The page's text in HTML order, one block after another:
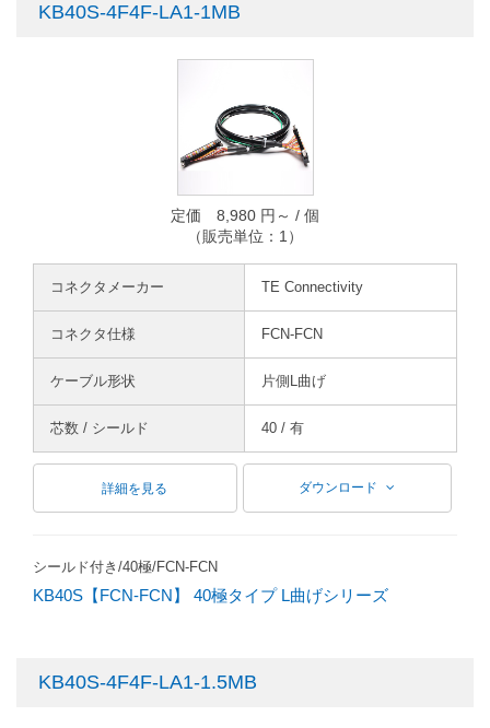
KB40S-4F4F-LA1-1MB
定価 8,980 円～ / 個
（販売単位：1）
コネクタメーカー TE Connectivity
コネクタ仕様 FCN-FCN
ケーブル形状 片側L曲げ
芯数 / シールド 40 / 有
詳細を見る ダウンロード
シールド付き/40極/FCN-FCN
KB40S【FCN-FCN】 40極タイプ L曲げシリーズ
KB40S-4F4F-LA1-1.5MB